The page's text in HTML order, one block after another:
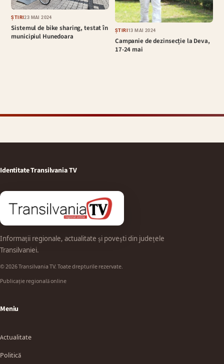
ȘTIRI23 MAI 2024
Sistemul de bike sharing, testat în
municipiul Hunedoara
ȘTIRI13 MAI 2024
Campanie de dezinsecție la Deva,
17-24 mai
Identitate Transilvania TV
Informații regionale, actualitate și povești din județele
Transilvaniei.
© 2026 Transilvania TV. Toate drepturile rezervate.
Publicație regională online
Meniu
Actualitate
Politică